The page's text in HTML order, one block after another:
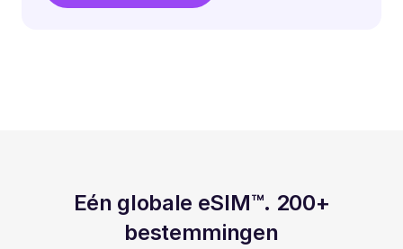
Eén globale eSIM™. 200+
bestemmingen